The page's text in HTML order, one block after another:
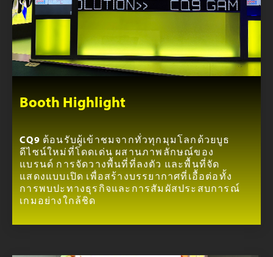
Booth Highlight
CQ9 ต้อนรับผู้เข้าชมจากทั่วทุกมุมโลกด้วยบูธ
ดีไซน์ใหม่ที่โดดเด่น ผสานภาพลักษณ์ของ
แบรนด์ การจัดวางพื้นที่ที่ลงตัว และพื้นที่จัด
แสดงแบบเปิด เพื่อสร้างบรรยากาศที่เอื้อต่อทั้ง
การพบปะทางธุรกิจและการสัมผัสประสบการณ์
เกมอย่างใกล้ชิด